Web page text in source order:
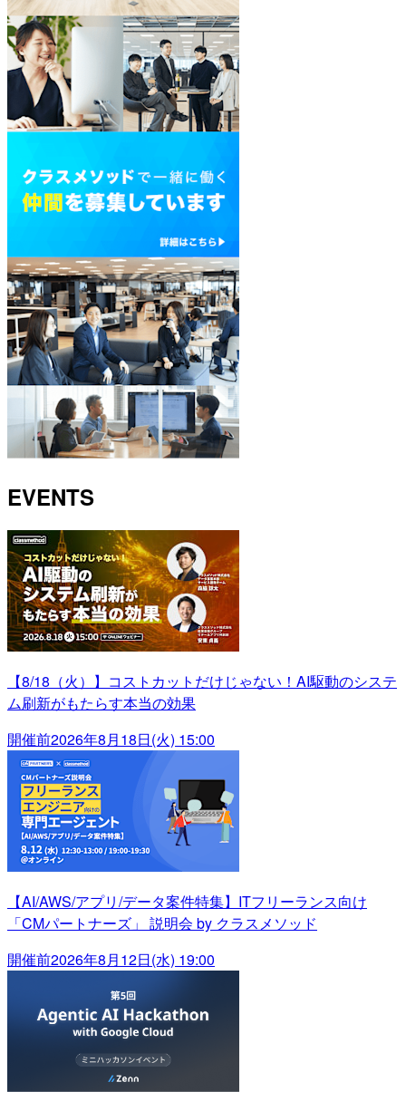
EVENTS
【8/18（火）】コストカットだけじゃない！AI駆動のシステ
ム刷新がもたらす本当の効果
開催前2026年8月18日(火) 15:00
【AI/AWS/アプリ/データ案件特集】ITフリーランス向け
「CMパートナーズ」 説明会 by クラスメソッド
開催前2026年8月12日(水) 19:00